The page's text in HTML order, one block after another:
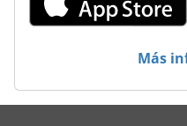
Klaeger Plus 400
Prensa Caliente
Más